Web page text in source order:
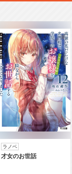
ラノベ
才女のお世話